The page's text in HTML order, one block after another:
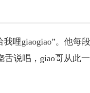
哩giaogiao”。他每
说唱，giao哥从此